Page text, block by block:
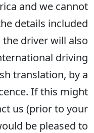
and we cannot
details included
driver will also
driving
translation, by a
If this might
us (prior to your
be pleased to